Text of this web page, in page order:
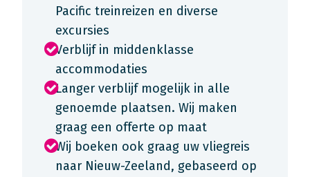
Pacific treinreizen en diverse
excursies
Verblijf in middenklasse
accommodaties
Langer verblijf mogelijk in alle
genoemde plaatsen. Wij maken
graag een offerte op maat
Wij boeken ook graag uw vliegreis
naar Nieuw-Zeeland, gebaseerd op